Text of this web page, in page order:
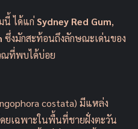
นี้ ได้แก่Sydney Red Gum,
ซึ่งมักสะท้อนถึงลักษณะเด่นของ
ณที่พบได้บ่อย
costata) มีแหล่ง
ดยเฉพาะในพื้นที่ชายฝั่งตะวัน